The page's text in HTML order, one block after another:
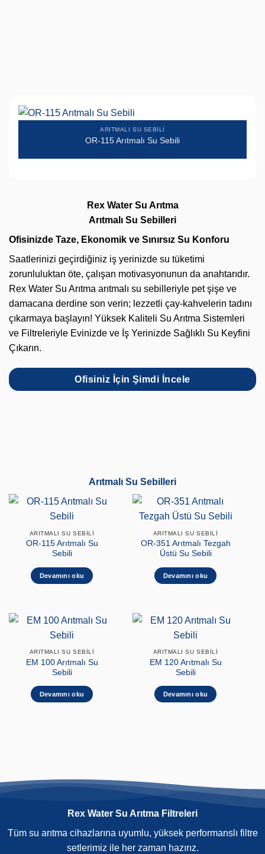
ARITMALI SU SEBILI
OR-115 Arıtmalı Su Sebili
Rex Water Su Arıtma
Arıtmalı Su Sebilleri
Ofisinizde Taze, Ekonomik ve Sınırsız Su Konforu
Saatlerinizi geçirdiğiniz iş yerinizde su tüketimi
zorunluluktan öte, çalışan motivasyonunun da anahtarıdır.
Rex Water Su Arıtma arıtmalı su sebilleriyle pet şişe ve
damacana derdine son verin; lezzetli çay-kahvelerin tadını
çıkarmaya başlayın! Yüksek Kaliteli Su Arıtma Sistemleri
ve Filtreleriyle Evinizde ve İş Yerinizde Sağlıklı Su Keyfini
Çıkarın.
Ofisiniz İçin Şimdi İncele
Arıtmalı Su Sebilleri
ARITMALI SU SEBILI
OR-115 Arıtmalı Su
Sebili
Devamını oku
ARITMALI SU SEBILI
OR-351 Arıtmalı Tezgah
Üstü Su Sebili
Devamını oku
ARITMALI SU SEBILI
EM 100 Arıtmalı Su
Sebili
Devamını oku
ARITMALI SU SEBILI
EM 120 Arıtmalı Su
Sebili
Devamını oku
Rex Water Su Arıtma Filtreleri
Tüm su arıtma cihazlarına uyumlu, yüksek performanslı filtre
setlerimiz ile her zaman hazırız.